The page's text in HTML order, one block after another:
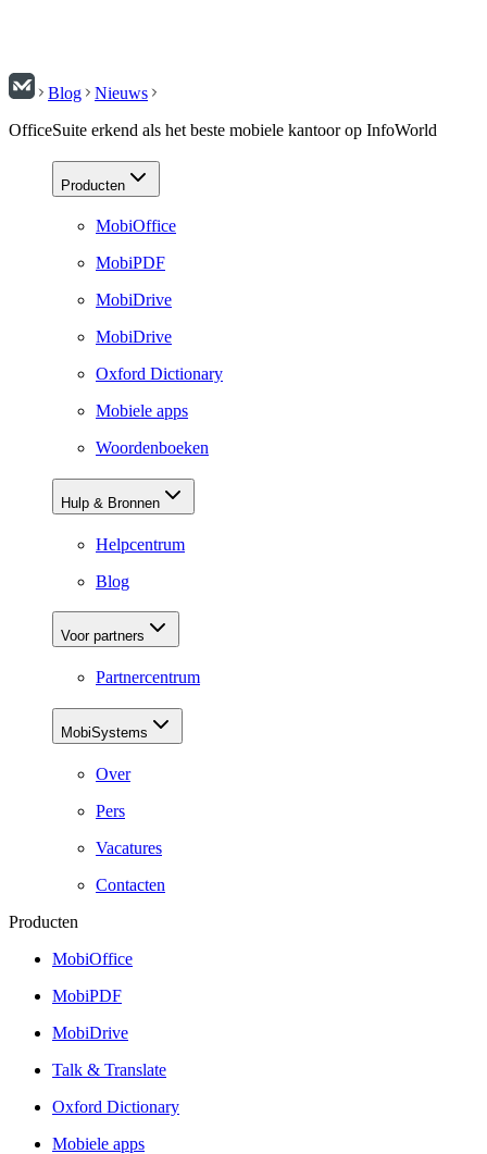
Blog
Nieuws
OfficeSuite erkend als het beste mobiele kantoor op InfoWorld
Producten
MobiOffice
MobiPDF
MobiDrive
MobiDrive
Oxford Dictionary
Mobiele apps
Woordenboeken
Hulp & Bronnen
Helpcentrum
Blog
Voor partners
Partnercentrum
MobiSystems
Over
Pers
Vacatures
Contacten
Producten
MobiOffice
MobiPDF
MobiDrive
Talk & Translate
Oxford Dictionary
Mobiele apps